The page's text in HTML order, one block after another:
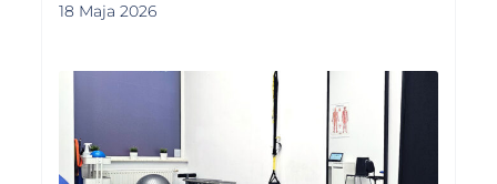
18 Maja 2026